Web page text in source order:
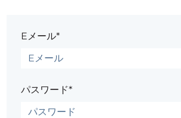
Eメール*
パスワード*